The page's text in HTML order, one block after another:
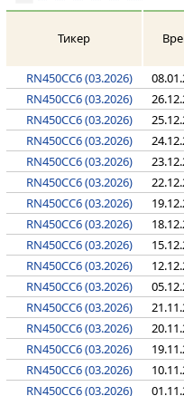
Тикер
RN450CC6 (03.2026)
RN450CC6 (03.2026)
RN450CC6 (03.2026)
RN450CC6 (03.2026)
RN450CC6 (03.2026)
RN450CC6 (03.2026)
RN450CC6 (03.2026)
RN450CC6 (03.2026)
RN450CC6 (03.2026)
RN450CC6 (03.2026)
RN450CC6 (03.2026)
RN450CC6 (03.2026)
RN450CC6 (03.2026)
RN450CC6 (03.2026)
RN450CC6 (03.2026)
RN450CC6 (03.2026)